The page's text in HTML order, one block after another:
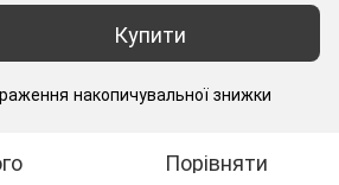
Купити
накопичувальної знижки
Порівняти